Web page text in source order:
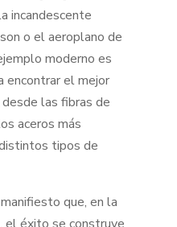
incandescente
o el aeroplano de
moderno es
encontrar el mejor
las fibras de
aceros más
tipos de
que, en la